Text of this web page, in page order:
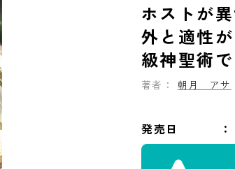
ホストが
外と適性
級神聖術
著者： 朝月 アサ
発売日